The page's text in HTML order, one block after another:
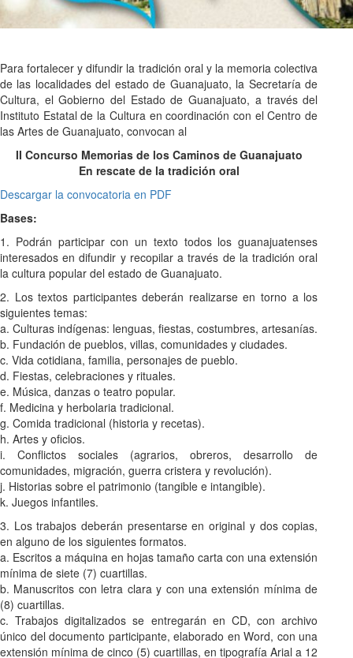
Para fortalecer y difundir la tradición oral y la memoria colectiva
de las localidades del estado de Guanajuato, la Secretaría de
Cultura, el Gobierno del Estado de Guanajuato, a través del
Instituto Estatal de la Cultura en coordinación con el Centro de
las Artes de Guanajuato, convocan al
II Concurso Memorias de los Caminos de Guanajuato
En rescate de la tradición oral
Descargar la convocatoria en PDF
Bases:
1. Podrán participar con un texto todos los guanajuatenses
interesados en difundir y recopilar a través de la tradición oral
la cultura popular del estado de Guanajuato.
2. Los textos participantes deberán realizarse en torno a los
siguientes temas:
a. Culturas indígenas: lenguas, fiestas, costumbres, artesanías.
b. Fundación de pueblos, villas, comunidades y ciudades.
c. Vida cotidiana, familia, personajes de pueblo.
d. Fiestas, celebraciones y rituales.
e. Música, danzas o teatro popular.
f. Medicina y herbolaria tradicional.
g. Comida tradicional (historia y recetas).
h. Artes y oficios.
i. Conflictos sociales (agrarios, obreros, desarrollo de
comunidades, migración, guerra cristera y revolución).
j. Historias sobre el patrimonio (tangible e intangible).
k. Juegos infantiles.
3. Los trabajos deberán presentarse en original y dos copias,
en alguno de los siguientes formatos.
a. Escritos a máquina en hojas tamaño carta con una extensión
mínima de siete (7) cuartillas.
b. Manuscritos con letra clara y con una extensión mínima de
(8) cuartillas.
c. Trabajos digitalizados se entregarán en CD, con archivo
único del documento participante, elaborado en Word, con una
extensión mínima de cinco (5) cuartillas, en tipografía Arial a 12